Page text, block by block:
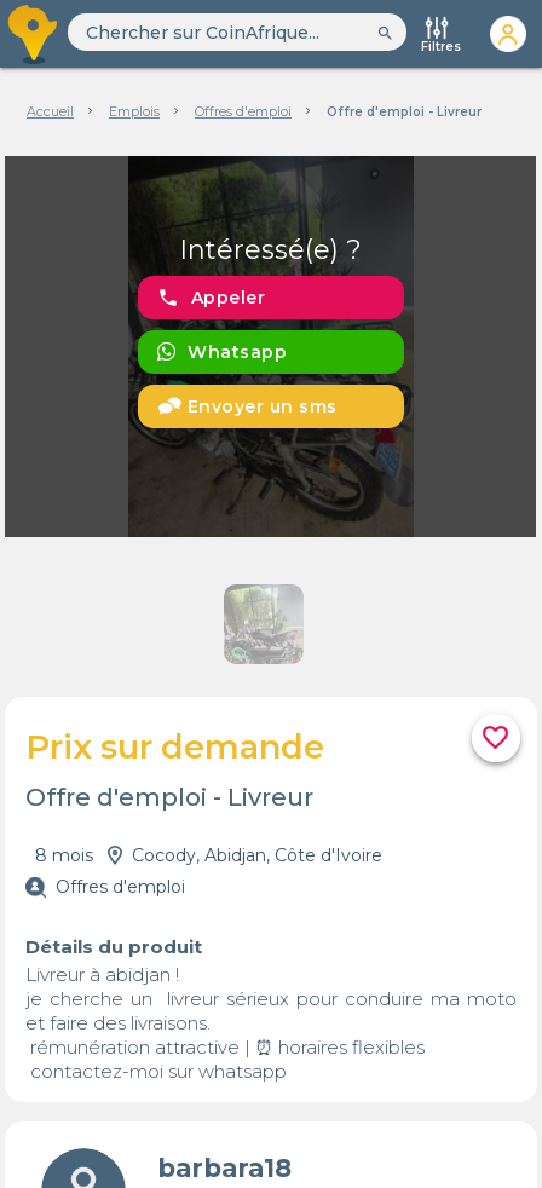
search
Filtres
Accueil Emplois Offres d'emploi Offre d'emploi - Livreur
Intéressé(e) ?
phone Appeler
Whatsapp
Envoyer un sms
favorite_border
Prix sur demande
Offre d'emploi - Livreur
8 mois
Cocody, Abidjan, Côte d'Ivoire
Offres d'emploi
Détails du produit
Livreur à abidjan !
je cherche un  livreur sérieux pour conduire ma moto
et faire des livraisons.
contactez-moi sur whatsapp
barbara18